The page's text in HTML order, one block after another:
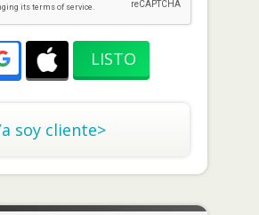
soy cliente>